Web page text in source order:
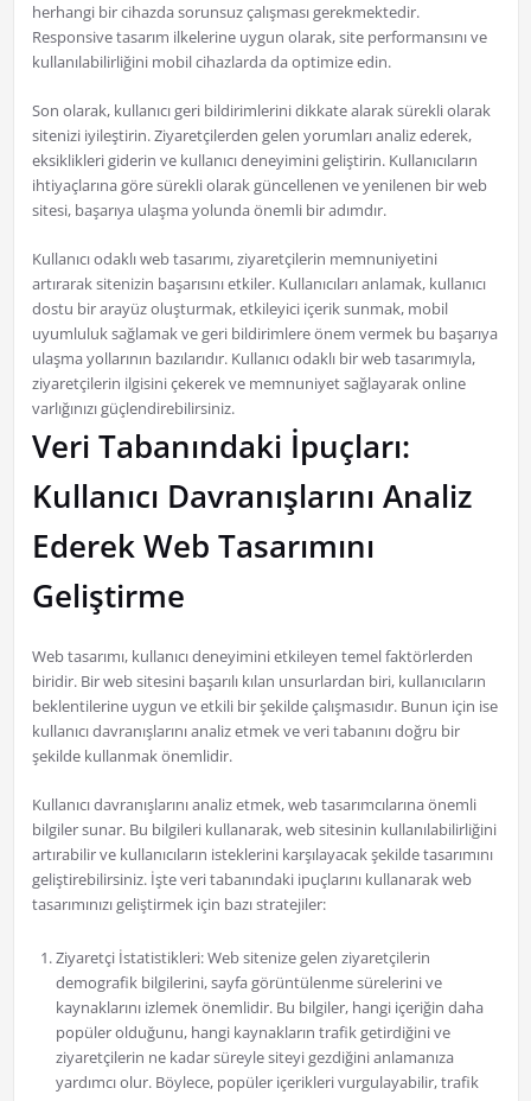
herhangi bir cihazda sorunsuz çalışması gerekmektedir.
Responsive tasarım ilkelerine uygun olarak, site performansını ve
kullanılabilirliğini mobil cihazlarda da optimize edin.
Son olarak, kullanıcı geri bildirimlerini dikkate alarak sürekli olarak
sitenizi iyileştirin. Ziyaretçilerden gelen yorumları analiz ederek,
eksiklikleri giderin ve kullanıcı deneyimini geliştirin. Kullanıcıların
ihtiyaçlarına göre sürekli olarak güncellenen ve yenilenen bir web
sitesi, başarıya ulaşma yolunda önemli bir adımdır.
Kullanıcı odaklı web tasarımı, ziyaretçilerin memnuniyetini
artırarak sitenizin başarısını etkiler. Kullanıcıları anlamak, kullanıcı
dostu bir arayüz oluşturmak, etkileyici içerik sunmak, mobil
uyumluluk sağlamak ve geri bildirimlere önem vermek bu başarıya
ulaşma yollarının bazılarıdır. Kullanıcı odaklı bir web tasarımıyla,
ziyaretçilerin ilgisini çekerek ve memnuniyet sağlayarak online
varlığınızı güçlendirebilirsiniz.
Veri Tabanındaki İpuçları:
Kullanıcı Davranışlarını Analiz
Ederek Web Tasarımını
Geliştirme
Web tasarımı, kullanıcı deneyimini etkileyen temel faktörlerden
biridir. Bir web sitesini başarılı kılan unsurlardan biri, kullanıcıların
beklentilerine uygun ve etkili bir şekilde çalışmasıdır. Bunun için ise
kullanıcı davranışlarını analiz etmek ve veri tabanını doğru bir
şekilde kullanmak önemlidir.
Kullanıcı davranışlarını analiz etmek, web tasarımcılarına önemli
bilgiler sunar. Bu bilgileri kullanarak, web sitesinin kullanılabilirliğini
artırabilir ve kullanıcıların isteklerini karşılayacak şekilde tasarımını
geliştirebilirsiniz. İşte veri tabanındaki ipuçlarını kullanarak web
tasarımınızı geliştirmek için bazı stratejiler:
Ziyaretçi İstatistikleri: Web sitenize gelen ziyaretçilerin
demografik bilgilerini, sayfa görüntülenme sürelerini ve
kaynaklarını izlemek önemlidir. Bu bilgiler, hangi içeriğin daha
popüler olduğunu, hangi kaynakların trafik getirdiğini ve
ziyaretçilerin ne kadar süreyle siteyi gezdiğini anlamanıza
yardımcı olur. Böylece, popüler içerikleri vurgulayabilir, trafik